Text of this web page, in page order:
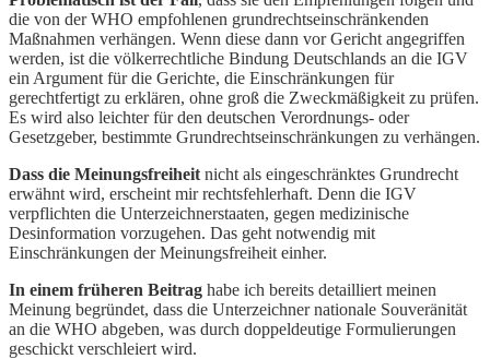
die von der WHO empfohlenen grundrechtseinschränkenden
Maßnahmen verhängen. Wenn diese dann vor Gericht angegriffen
werden, ist die völkerrechtliche Bindung Deutschlands an die IGV
ein Argument für die Gerichte, die Einschränkungen für
gerechtfertigt zu erklären, ohne groß die Zweckmäßigkeit zu prüfen.
Es wird also leichter für den deutschen Verordnungs- oder
Gesetzgeber, bestimmte Grundrechtseinschränkungen zu verhängen.
Dass die Meinungsfreiheit nicht als eingeschränktes Grundrecht
erwähnt wird, erscheint mir rechtsfehlerhaft. Denn die IGV
verpflichten die Unterzeichnerstaaten, gegen medizinische
Desinformation vorzugehen. Das geht notwendig mit
Einschränkungen der Meinungsfreiheit einher.
In einem früheren Beitrag habe ich bereits detailliert meinen
Meinung begründet, dass die Unterzeichner nationale Souveränität
an die WHO abgeben, was durch doppeldeutige Formulierungen
geschickt verschleiert wird.